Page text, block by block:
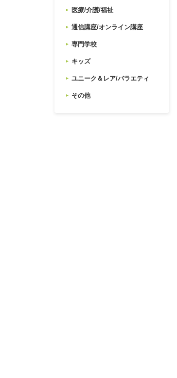
医療/介護/福祉
通信講座/オンライン講座
専門学校
キッズ
ユニーク＆レア/バラエティ
その他